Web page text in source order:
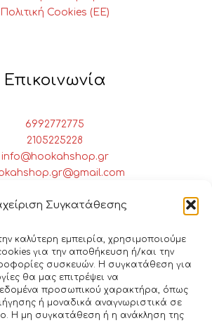
Συγκατάθεσης
καλύτερη εμπειρία, χρησιμοποιούμε
για την αποθήκευση ή/και την
συσκευών. Η συγκατάθεση για
θα μας επιτρέψει να
προσωπικού χαρακτήρα, όπως
ή μοναδικά αναγνωριστικά σε
Η μη συγκατάθεση ή η ανάκληση της
Πολιτική Cookies (ΕΕ)
Επικοινωνία
6992772775
2105225228
info@hookahshop.gr